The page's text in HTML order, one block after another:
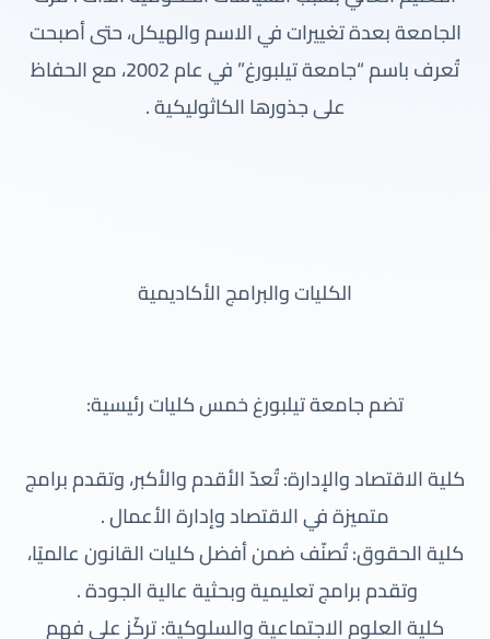
الجامعة بعدة تغييرات في الاسم والهيكل، حتى أصبحت
تُعرف باسم “جامعة تيلبورغ” في عام 2002، مع الحفاظ
على جذورها الكاثوليكية .
الكليات والبرامج الأكاديمية
تضم جامعة تيلبورغ خمس كليات رئيسية:
كلية الاقتصاد والإدارة: تُعدّ الأقدم والأكبر، وتقدم برامج
متميزة في الاقتصاد وإدارة الأعمال .
كلية الحقوق: تُصنّف ضمن أفضل كليات القانون عالميًا،
وتقدم برامج تعليمية وبحثية عالية الجودة .
كلية العلوم الاجتماعية والسلوكية: تركّز على فهم